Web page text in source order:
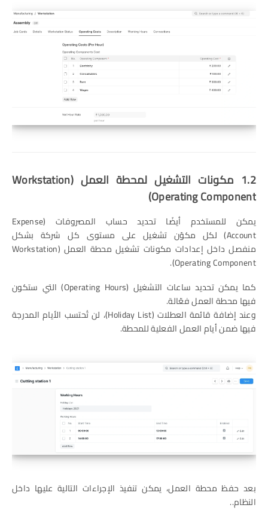
1.2 مكونات التشغيل لمحطة العمل (Workstation
Operating Component)
يمكن للمستخدم أيضًا تحديد حساب المصروفات (Expense
Account) لكل مكوّن تشغيل على مستوى كل شركة بشكل
منفصل داخل إعدادات مكونات تشغيل محطة العمل (Workstation
Operating Component).
كما يمكن تحديد ساعات التشغيل (Operating Hours) التي ستكون
فيها محطة العمل فعّالة.
وعند إضافة قائمة العطلات (Holiday List)، لن تُحتسب الأيام المدرجة
فيها ضمن أيام العمل الفعلية للمحطة.
بعد حفظ محطة العمل، يمكن تنفيذ الإجراءات التالية عليها داخل
النظام..